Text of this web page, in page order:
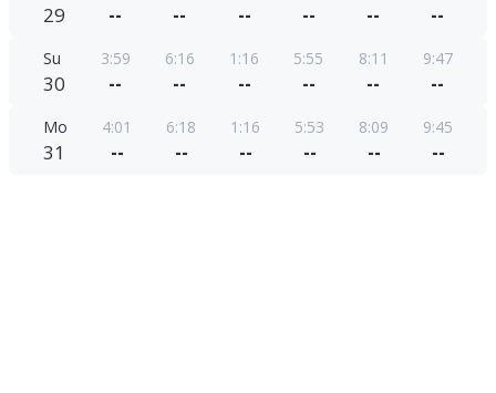
29 -- -- -- -- -- --
Su
30
3:59
--
6:16
--
1:16
--
5:55
--
8:11
--
9:47
--
Mo
31
4:01
--
6:18
--
1:16
--
5:53
--
8:09
--
9:45
--